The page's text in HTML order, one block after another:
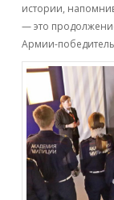
истории,
— это
Армии-